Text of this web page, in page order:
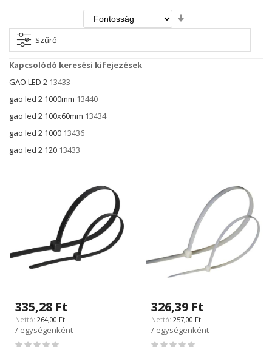
irány
Szűrő
Kapcsolódó keresési kifejezések
GAO LED 2 13433
gao led 2 1000mm 13440
gao led 2 100x60mm 13434
gao led 2 1000 13436
gao led 2 120 13433
335,28 Ft
264,00 Ft
/ egységenként
Rating:
326,39 Ft
257,00 Ft
/ egységenként
Rating: